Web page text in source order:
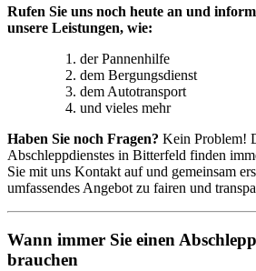
Rufen Sie uns noch heute an und
unsere Leistungen, wie:
der Pannenhilfe
dem Bergungsdienst
dem Autotransport
und vieles mehr
Haben Sie noch Fragen? Kein Problem!
Abschleppdienstes in Bitterfeld finden
Sie mit uns Kontakt auf und gemeinsam
umfassendes Angebot zu fairen und
Wann immer Sie einen
brauchen